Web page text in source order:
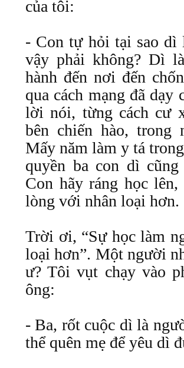
của tôi:
- Con tự hỏi tại sao dì
vậy phải không? Dì
hành đến nơi đến
qua cách mạng đã
lời nói, từng cách cư
bên chiến hào,
Mấy năm làm y tá
quyền ba con dì
Con hãy ráng học
lòng với nhân loại hơn.
Trời ơi, “Sự học làm
loại hơn”. Một người
ư? Tôi vụt chạy vào
ông:
- Ba, rốt cuộc dì là
thể quên mẹ để yêu dì